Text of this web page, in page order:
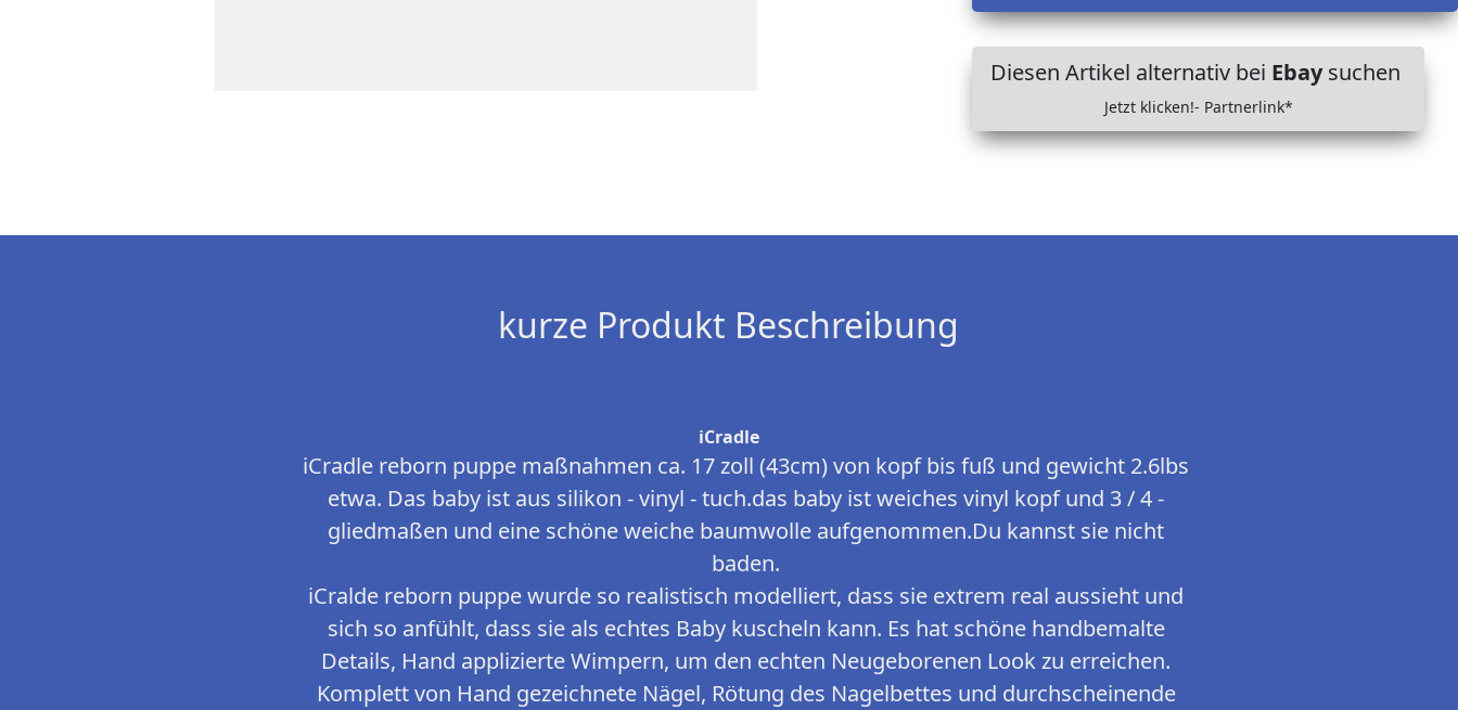
Diesen Artikel alternativ bei Ebaysuchen
Jetzt klicken!- Partnerlink*
kurze Produkt Beschreibung
iCradle
iCradle reborn puppe maßnahmen ca. 17 zoll (43cm) von kopf bis fuß und gewicht 2.6lbs
etwa. Das baby ist aus silikon - vinyl - tuch.das baby ist weiches vinyl kopf und 3 / 4 -
gliedmaßen und eine schöne weiche baumwolle aufgenommen.Du kannst sie nicht
baden.
iCralde reborn puppe wurde so realistisch modelliert, dass sie extrem real aussieht und
sich so anfühlt, dass sie als echtes Baby kuscheln kann. Es hat schöne handbemalte
Details, Hand applizierte Wimpern, um den echten Neugeborenen Look zu erreichen.
Komplett von Hand gezeichnete Nägel, Rötung des Nagelbettes und durchscheinende